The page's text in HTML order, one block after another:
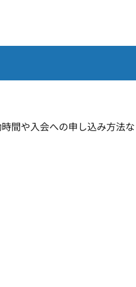
間や入会への申し込み方法